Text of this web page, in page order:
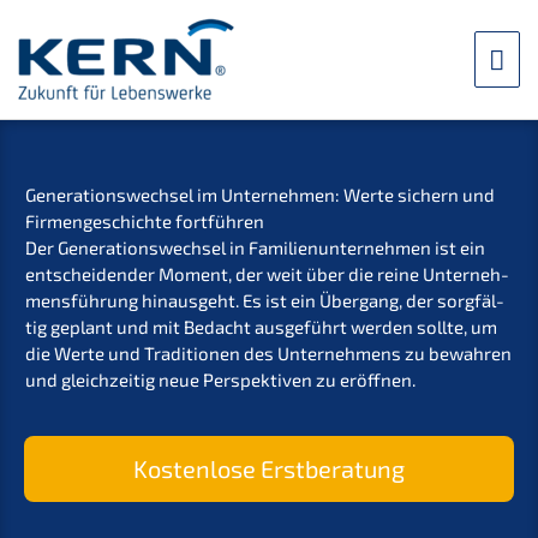
Inhalt
springen
Generations­wechsel im Unter­neh­men: Werte sichern und
Firmen­ge­schich­te fortführen
Der Generations­wechsel in Famili­en­un­ter­neh­men ist ein
entschei­den­der Moment, der weit über die reine Unter­neh­
mens­füh­rung hinaus­geht. Es ist ein Übergang, der sorgfäl­
tig geplant und mit Bedacht ausge­führt werden sollte, um
die Werte und Tradi­tio­nen des Unter­neh­mens zu bewah­ren
und gleich­zei­tig neue Perspek­ti­ven zu eröffnen.
Kosten­lo­se Erstberatung